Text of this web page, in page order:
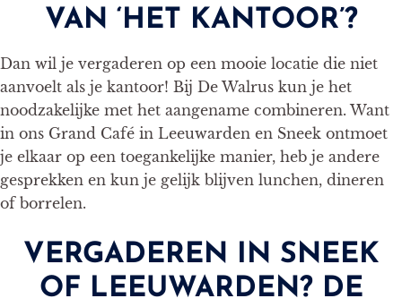
VAN ‘HET KANTOOR’?
Dan wil je vergaderen op een mooie locatie die niet
aanvoelt als je kantoor! Bij De Walrus kun je het
noodzakelijke met het aangename combineren. Want
in ons Grand Café in Leeuwarden en Sneek ontmoet
je elkaar op een toegankelijke manier, heb je andere
gesprekken en kun je gelijk blijven lunchen, dineren
of borrelen.
VERGADEREN IN SNEEK
OF LEEUWARDEN? DE